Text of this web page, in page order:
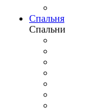
Спальня
Спальни